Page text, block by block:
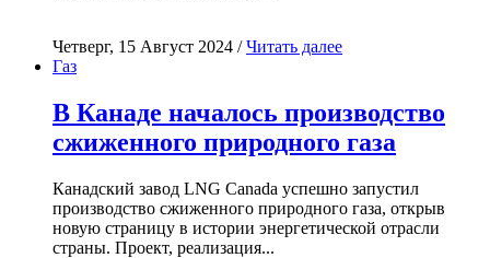
Четверг, 15 Август 2024 /Читать далее
Газ
В Канаде началось производство
сжиженного природного газа
Канадский завод LNG Canada успешно запустил
производство сжиженного природного газа, открыв
новую страницу в истории энергетической отрасли
страны. Проект, реализация...